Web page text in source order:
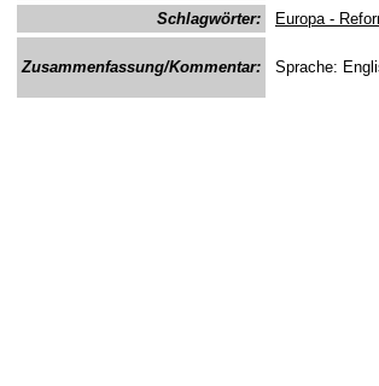
Schlagwörter:
Europa -
Zusammenfassung/Kommentar: Sprache: